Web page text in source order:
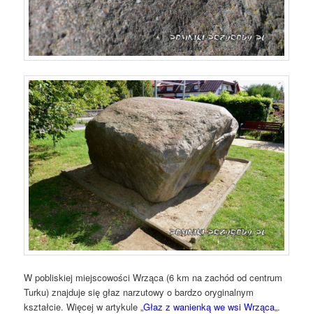
W pobliskiej miejscowości Wrząca (6 km na zachód od centrum
Turku) znajduje się głaz narzutowy o bardzo oryginalnym
kształcie. Więcej w artykule „Głaz z wanienką we wsi Wrząca„.